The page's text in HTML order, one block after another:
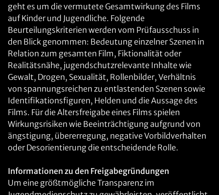
geht es um die vermutete Gesamtwirkung des Films
auf Kinder und Jugendliche. Folgende
Beurteilungskriterien werden vom Prüfausschuss in
den Blick genommen: Bedeutung einzelner Szenen in
Relation zum gesamten Film, Fiktionalität oder
Realitätsnähe, jugendschutzrelevante Inhalte wie
Gewalt, Drogen, Sexualität, Rollenbilder, Verhältnis
von spannungsreichen zu entlastenden Szenen sowie
Identifikationsfiguren, Helden und die Aussage des
Films. Für die Altersfreigabe eines Films spielen
Wirkungsrisiken wie Beeinträchtigung aufgrund von
ängstigung, übererregung, negative Vorbildverhalten
oder Desorientierung die entscheidende Rolle.
Informationen zu den Freigabegründungen
Um eine größtmögliche Transparenz im